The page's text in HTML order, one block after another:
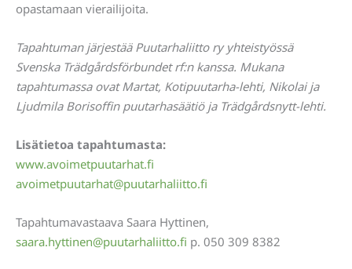
opastamaan vierailijoita.
Tapahtuman järjestää Puutarhaliitto ry yhteistyössä
Svenska Trädgårdsförbundet rf:n kanssa. Mukana
tapahtumassa ovat Martat, Kotipuutarha-lehti, Nikolai ja
Ljudmila Borisoffin puutarhasäätiö ja Trädgårdsnytt-lehti.
Lisätietoa tapahtumasta:
www.avoimetpuutarhat.fi
avoimetpuutarhat@puutarhaliitto.fi
Tapahtumavastaava Saara Hyttinen,
saara.hyttinen@puutarhaliitto.fi p. 050 309 8382